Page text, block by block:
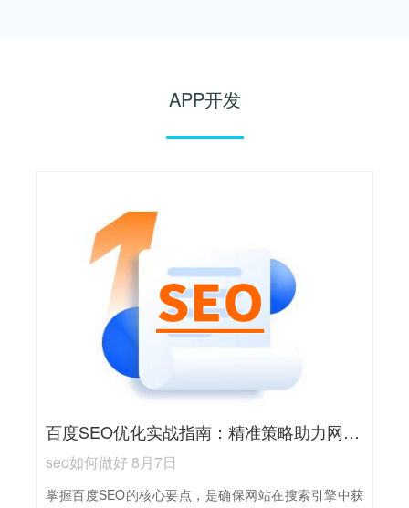
APP开发
百度SEO优化实战指南：精准策略助力网站排名飙升
seo如何做好 8月7日
掌握百度SEO的核心要点，是确保网站在搜索引擎中获